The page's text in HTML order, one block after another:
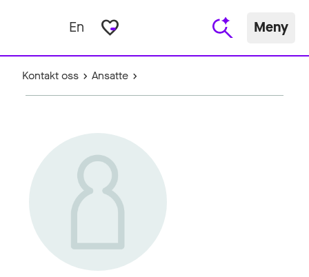
En favorite_border Meny
Kontakt oss Ansatte